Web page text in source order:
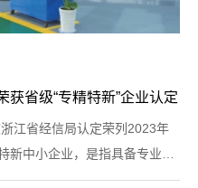
省级“专精特新”企业认定
江省经信局认定荣列2023年
新中小企业，是指具备专业
中小企业，科技含量高、设备